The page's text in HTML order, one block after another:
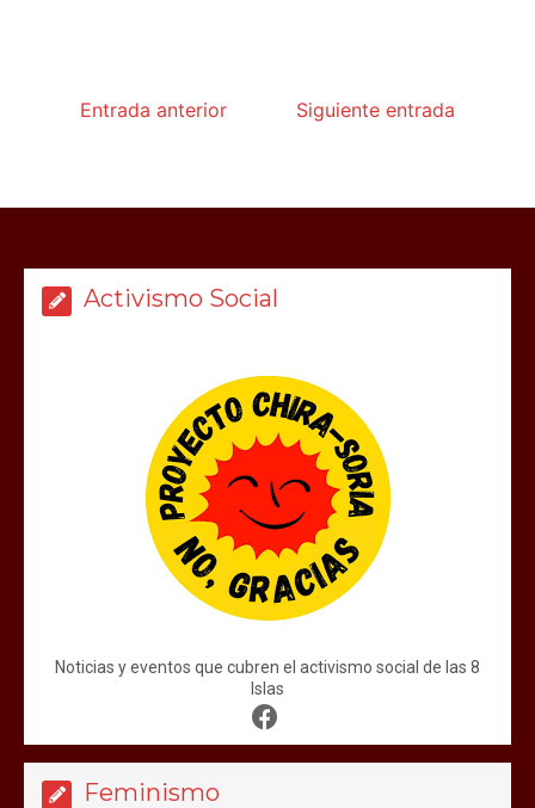
Entrada anterior Siguiente entrada
Activismo Social
Noticias y eventos que cubren el activismo social de las 8
Islas
Feminismo